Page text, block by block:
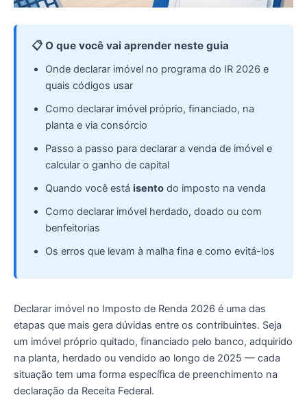
📋 O que você vai aprender neste guia
Onde declarar imóvel no programa do IR 2026 e
quais códigos usar
Como declarar imóvel próprio, financiado, na
planta e via consórcio
Passo a passo para declarar a venda de imóvel e
calcular o ganho de capital
Quando você está isento do imposto na venda
Como declarar imóvel herdado, doado ou com
benfeitorias
Os erros que levam à malha fina e como evitá-los
Declarar imóvel no Imposto de Renda 2026 é uma das
etapas que mais gera dúvidas entre os contribuintes. Seja
um imóvel próprio quitado, financiado pelo banco, adquirido
na planta, herdado ou vendido ao longo de 2025 — cada
situação tem uma forma específica de preenchimento na
declaração da Receita Federal.